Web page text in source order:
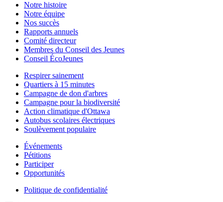
Notre histoire
Notre équipe
Nos succès
Rapports annuels
Comité directeur
Membres du Conseil des Jeunes
Conseil ÉcoJeunes
Respirer sainement
Quartiers à 15 minutes
Campagne de don d'arbres
Campagne pour la biodiversité
Action climatique d'Ottawa
Autobus scolaires électriques
Soulèvement populaire
Événements
Pétitions
Participer
Opportunités
Politique de confidentialité